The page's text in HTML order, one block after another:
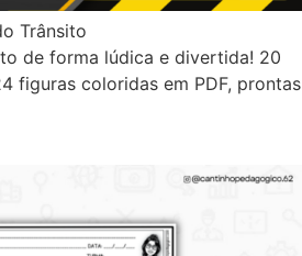
Trânsito
de forma lúdica e divertida! 20
figuras coloridas em PDF, prontas